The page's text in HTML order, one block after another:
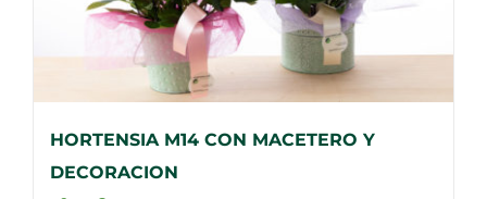
HORTENSIA M14 CON MACETERO Y
DECORACION